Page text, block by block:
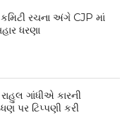
કમિટી રચના અંગે CJP માં
ધરણા
ગાંધીએ કારની
પર ટિપ્પણી કરી